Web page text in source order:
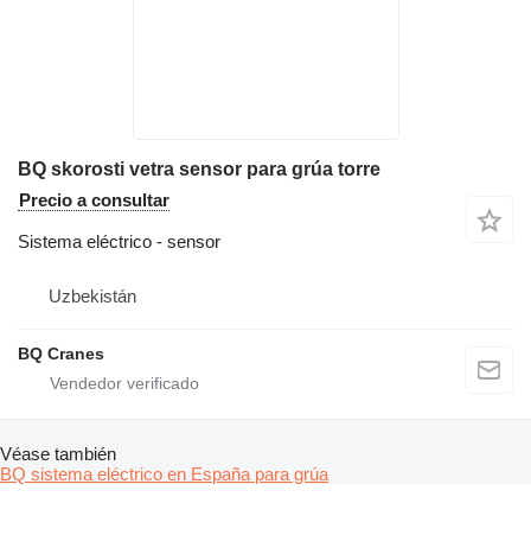
BQ skorosti vetra sensor para grúa torre
Precio a consultar
Sistema eléctrico - sensor
Uzbekistán
BQ Cranes
Véase también
BQ sistema eléctrico en España para grúa